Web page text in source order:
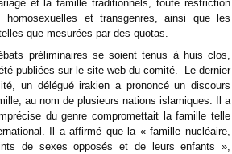
et la famille traditionnels, toute restriction
homosexuelles et transgenres, ainsi que les
que mesurées par des quotas.
préliminaires se soient tenus à huis clos,
publiées sur le site web du comité. Le dernier
un délégué irakien a prononcé un discours
au nom de plusieurs nations islamiques. Il a
du genre compromettait la famille telle
Il a affirmé que la « famille nucléaire,
de sexes opposés et de leurs enfants »,